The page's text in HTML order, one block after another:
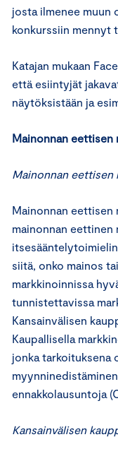
josta ilmenee muun
konkurssiin mennyt
Katajan mukaan
että esiintyjät
näytöksistään ja
Mainonnan
Mainonnan eettisen
Mainonnan eettisen
mainonnan eettinen
siitä, onko mainos
markkinoinnissa
tunnistettavissa
Kansainvälisen
Kaupallisella
jonka tarkoituksena
ennakkolausuntoja
Kansainvälisen